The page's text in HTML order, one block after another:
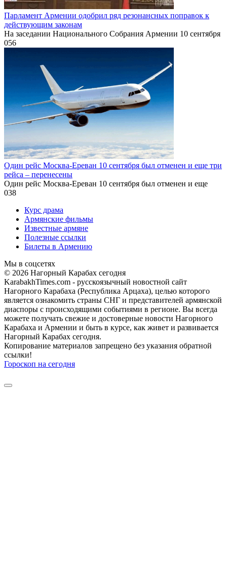
Парламент Армении одобрил ряд резонансных поправок к
действующим законам
На заседании Национального Собрания Армении 10 сентября
056
Один рейс Москва-Ереван 10 сентября был отменен и еще три
рейса – перенесены
Один рейс Москва-Ереван 10 сентября был отменен и еще
038
Курс драма
Армянские фильмы
Известные армяне
Полезные ссылки
Билеты в Армению
Мы в соцсетях
© 2026 Нагорный Карабах сегодня
KarabakhTimes.com - русскоязычный новостной сайт
Нагорного Карабаха (Республика Арцаха), целью которого
является ознакомить страны СНГ и представителей армянской
диаспоры с происходящими событиями в регионе. Вы всегда
можете получать свежие и достоверные новости Нагорного
Карабаха и Армении и быть в курсе, как живет и развивается
Нагорный Карабах сегодня.
Копирование материалов запрещено без указания обратной
ссылки!
Гороскоп на сегодня